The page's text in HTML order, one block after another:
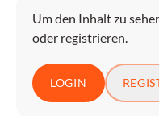
Um den Inhalt zu
oder registrieren.
LOGIN